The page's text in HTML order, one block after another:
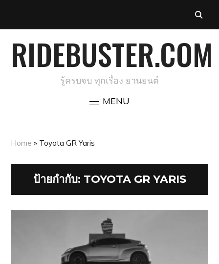
RIDEBUSTER.COM
รู้ครบจบ ทุกเรื่อง ยานยนต์
MENU
Home » Toyota GR Yaris
ป้ายกำกับ: TOYOTA GR YARIS